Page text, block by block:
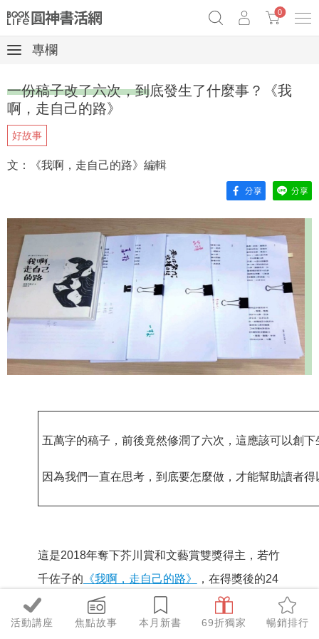
Netflix話題章魚小說！
0
活動講座 焦點故事 本月新書 69折獨家 暢銷排行
專欄
一份稿子改了六次，到底發生了什麼事？《我
啊，走自己的路》
好故事
文：《我啊，走自己的路》編輯
五萬字的稿子，前後竟然修潤了六次，這應該可以創下
因為我們一直在思考，到底要怎麼做，才能幫助讀者
這是2018年奪下芥川賞和文藝賞雙獎得主，若竹
千佐子的 《我啊，走自己的路》
，在得獎後的24
天內，它的銷售就突破了50萬冊。63歲的作者、
寫著74歲主角的故事，「玄冬小說」新文類征服